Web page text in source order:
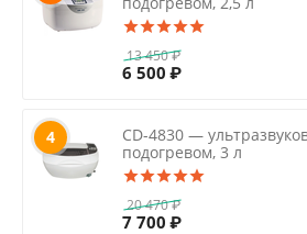
13 450₽
6 500 ₽
4
CD-4830 —
подогревом, 3 л
20 470₽
7 700 ₽